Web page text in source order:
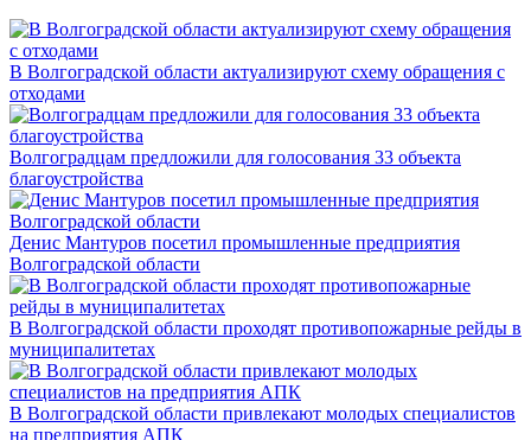
В Волгоградской области актуализируют схему обращения с
отходами
Волгоградцам предложили для голосования 33 объекта
благоустройства
Денис Мантуров посетил промышленные предприятия
Волгоградской области
В Волгоградской области проходят противопожарные рейды в
муниципалитетах
В Волгоградской области привлекают молодых специалистов
на предприятия АПК